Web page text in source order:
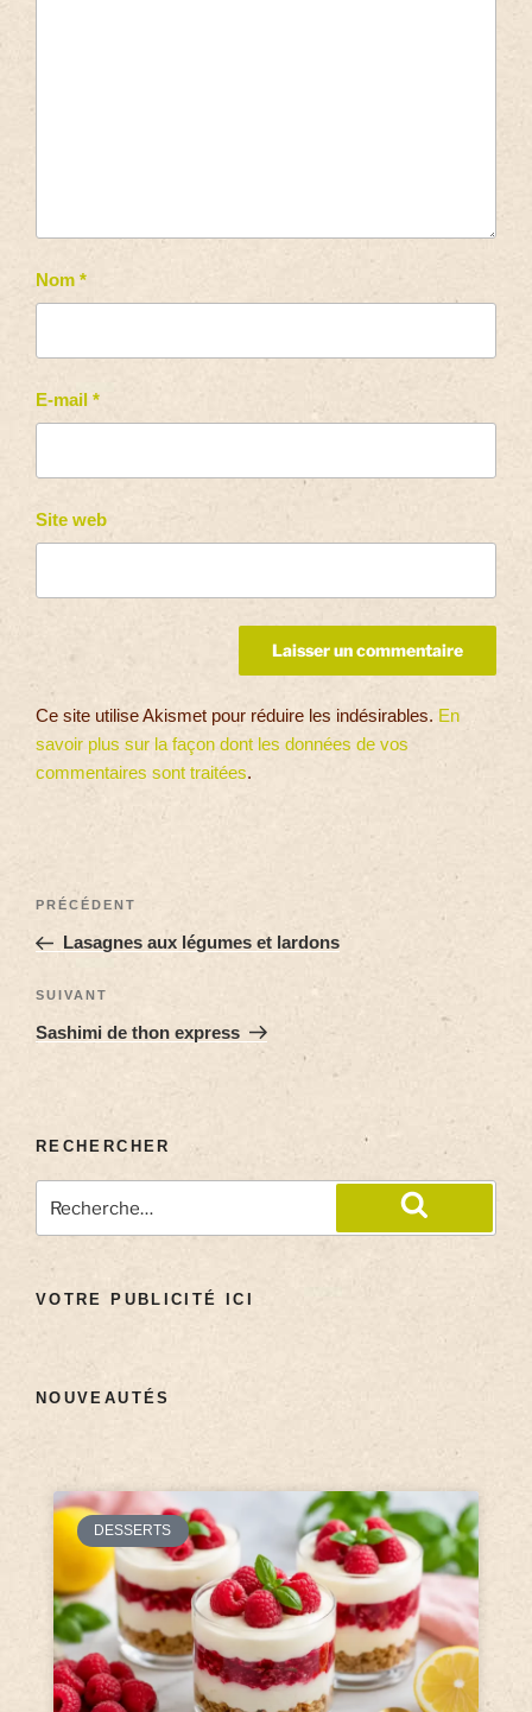
Nom *
E-mail *
Site web
Ce site utilise Akismet pour réduire les indésirables. En
savoir plus sur la façon dont les données de vos
commentaires sont traitées.
PRÉCÉDENT
Lasagnes aux légumes et lardons
SUIVANT
Sashimi de thon express
RECHERCHER
VOTRE PUBLICITÉ ICI
NOUVEAUTÉS
DESSERTS